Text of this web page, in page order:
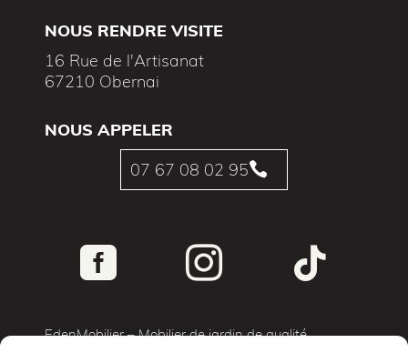
NOUS RENDRE VISITE
16 Rue de l'Artisanat
67210 Obernai
NOUS APPELER

07 67 08 02 95
  
EdenMobilier – Mobilier de jardin de qualité